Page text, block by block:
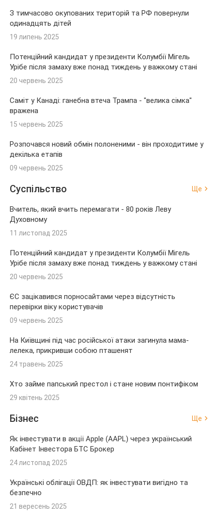
З тимчасово окупованих територій та РФ повернули
одинадцять дітей
19 липень 2025
Потенційний кандидат у президенти Колумбії Мігель
Урібе після замаху вже понад тиждень у важкому стані
20 червень 2025
Саміт у Канаді: ганебна втеча Трампа - "велика сімка"
вражена
15 червень 2025
Розпочався новий обмін полоненими - він проходитиме у
декілька етапів
09 червень 2025
Суспільство Ще
Вчитель, який вчить перемагати - 80 років Леву
Духовному
11 листопад 2025
Потенційний кандидат у президенти Колумбії Мігель
Урібе після замаху вже понад тиждень у важкому стані
20 червень 2025
ЄС зацікавився порносайтами через відсутність
перевірки віку користувачів
09 червень 2025
На Київщині під час російської атаки загинула мама-
лелека, прикривши собою пташенят
24 травень 2025
Хто займе папський престол і стане новим понтифіком
29 квітень 2025
Бізнес Ще
Як інвестувати в акції Apple (AAPL) через український
Кабінет Інвестора БТС Брокер
24 листопад 2025
Українські облігації ОВДП: як інвестувати вигідно та
безпечно
21 вересень 2025